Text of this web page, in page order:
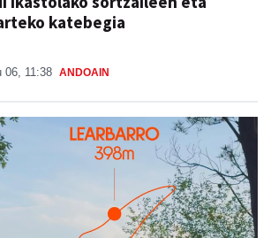
katebegia
06, 11:38 ANDOAIN